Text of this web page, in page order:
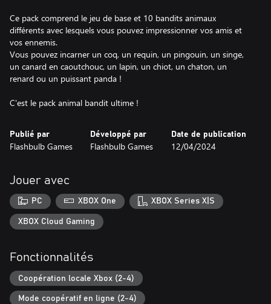
Ce pack comprend le jeu de base et 10 bandits animaux
différents avec lesquels vous pouvez impressionner vos amis et
vos ennemis.
Vous pouvez incarner un coq, un requin, un pingouin, un singe,
un canard en caoutchouc, un lapin, un chiot, un chaton, un
renard ou un puissant panda !
C'est le pack animal bandit ultime !
Publié par
Flashbulb Games
Développé par
Flashbulb Games
Date de publication
12/04/2024
Jouer avec
PC XBOX One XBOX Series X|S
XBOX Cloud Gaming
Fonctionnalités
Coopération locale Xbox (2-4)
Mode coopératif en ligne (2-4)